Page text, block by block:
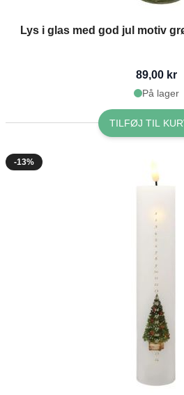
Lys i glas med god jul motiv
89,00 kr
På lager
TILFØJ TIL
-13%